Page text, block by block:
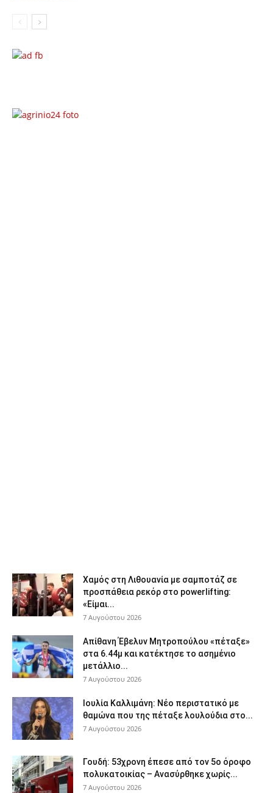
Χαμός στη Λιθουανία με σαμποτάζ σε
προσπάθεια ρεκόρ στο powerlifting:
«Είμαι...
7 Αυγούστου 2026
Απίθανη Έβελυν Μητροπούλου «πέταξε»
στα 6.44μ και κατέκτησε το ασημένιο
μετάλλιο...
7 Αυγούστου 2026
Ιουλία Καλλιμάνη: Νέο περιστατικό με
θαμώνα που της πέταξε λουλούδια στο...
7 Αυγούστου 2026
Γουδή: 53χρονη έπεσε από τον 5ο όροφο
πολυκατοικίας – Ανασύρθηκε χωρίς...
7 Αυγούστου 2026